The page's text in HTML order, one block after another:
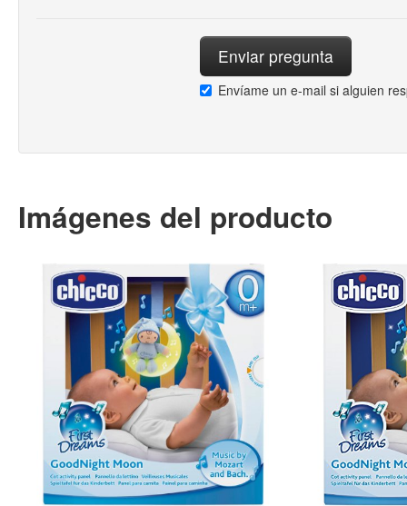
Envíame un e-mail si alguien
Imágenes del producto